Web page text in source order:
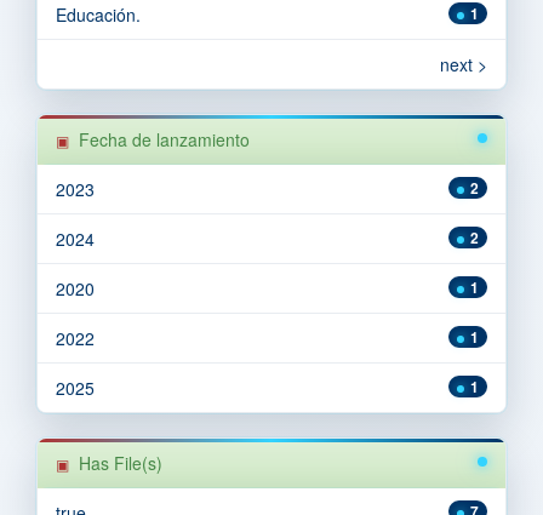
1
Educación.
next >
Fecha de lanzamiento
2
2023
2
2024
1
2020
1
2022
1
2025
Has File(s)